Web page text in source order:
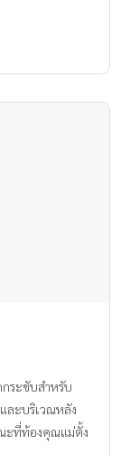
ระชับสำหรับ
ละบริเวณหลัง
ะที่ท้องคุณแม่ตั้ง